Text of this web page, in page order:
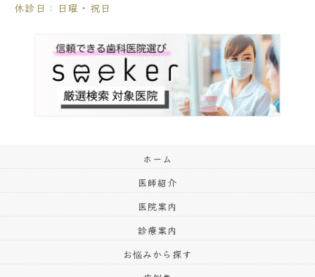
休診日：日曜・祝日
ホーム
医師紹介
医院案内
診療案内
お悩みから探す